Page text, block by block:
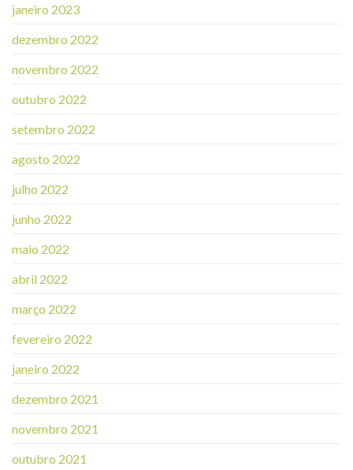
janeiro 2023
dezembro 2022
novembro 2022
outubro 2022
setembro 2022
agosto 2022
julho 2022
junho 2022
maio 2022
abril 2022
março 2022
fevereiro 2022
janeiro 2022
dezembro 2021
novembro 2021
outubro 2021